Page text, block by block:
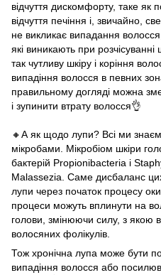
відчуття дискомфорту, таке як
відчуття печіння і, звичайно,
не викликає випадання
які виникають при
так чутливу шкіру і коріння
випадіння волосся в певних
правильному догляді можна
і зупинити втрату волосся👌
🔸️А як щодо лупи? Всі ми
мікробами. Мікробіом шкіри
бактерій Propionibacteria і
Malassezia. Саме дисбаланс
лупи через початок процесу
процеси можуть вплинути на
голови, змінюючи силу, з якою
волосяних фолікулів.
Тож хронічна лупа може бути
випадіння волосся або